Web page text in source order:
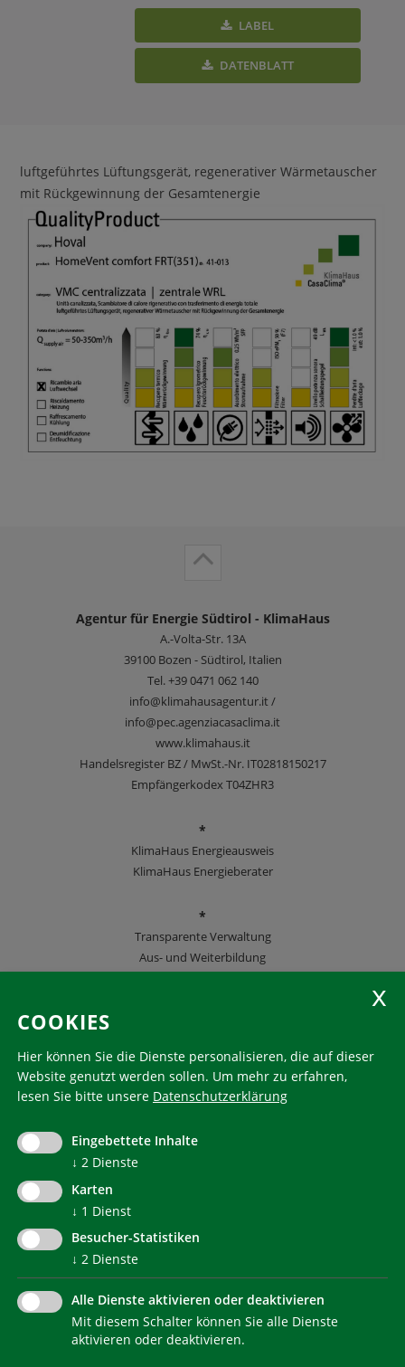
LABEL
DATENBLATT
luftgeführtes Lüftungsgerät, regenerativer Wärmetauscher
mit Rückgewinnung der Gesamtenergie
Agentur für Energie Südtirol - KlimaHaus
A.-Volta-Str. 13A
39100 Bozen - Südtirol, Italien
Tel.+39 0471 062 140
info@klimahausagentur.it /
info@pec.agenziacasaclima.it
www.klimahaus.it
Handelsregister BZ / MwSt.-Nr. IT02818150217
Empfängerkodex T04ZHR3
*
KlimaHaus Energieausweis
KlimaHaus Energieberater
*
Transparente Verwaltung
Aus- und Weiterbildung
KlimaHaus ist eine eingetragene Marke. Die Nutzung muss
communication@klimahausagentur.it
© 2022 Agentur für Energie Südtirol - KlimaHaus
NEWSLETTER
COOKIES
Hier können Sie die Dienste personalisieren, die auf dieser
Website genutzt werden sollen. Um mehr zu erfahren,
lesen Sie bitte unsere Datenschutzerklärung
Eingebettete Inhalte
↓ 2 Dienste
Karten
↓ 1 Dienst
Besucher-Statistiken
↓ 2 Dienste
Alle Dienste aktivieren oder deaktivieren
Mit diesem Schalter können Sie alle Dienste
aktivieren oder deaktivieren.